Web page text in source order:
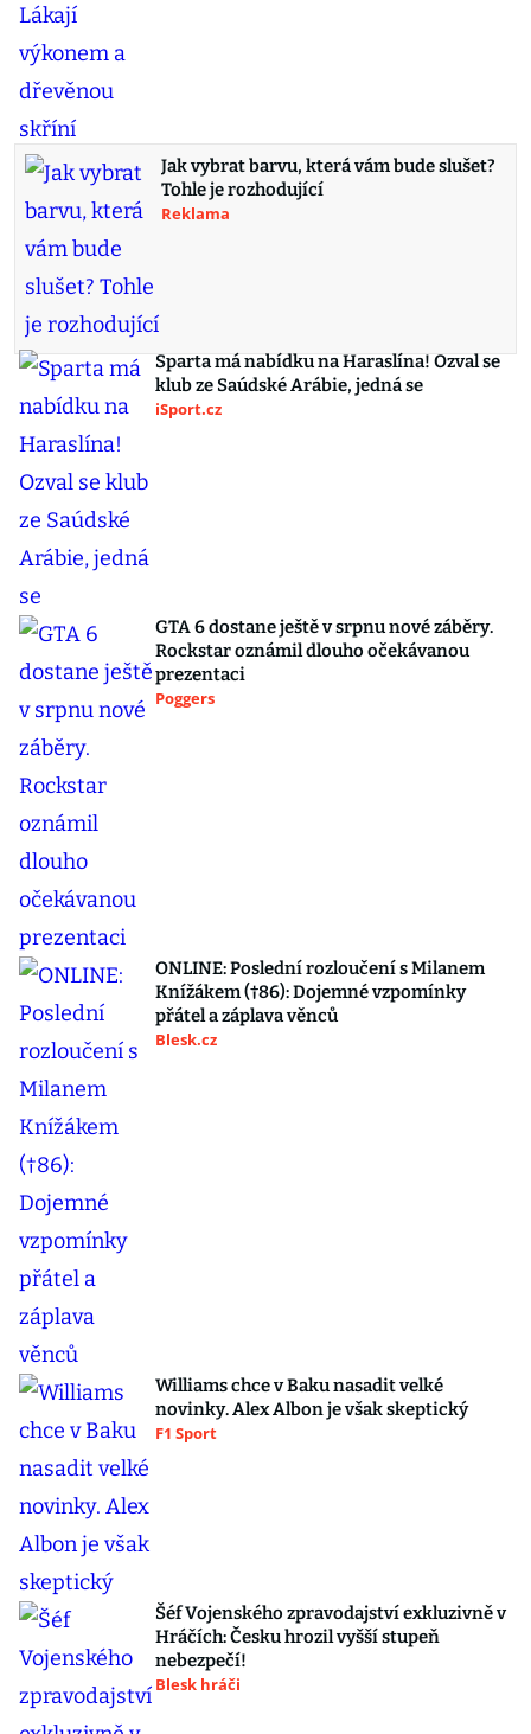
Jak vybrat barvu, která vám bude slušet?
Tohle je rozhodující
Reklama
Sparta má nabídku na Haraslína! Ozval se
klub ze Saúdské Arábie, jedná se
iSport.cz
GTA 6 dostane ještě v srpnu nové záběry.
Rockstar oznámil dlouho očekávanou
prezentaci
Poggers
ONLINE: Poslední rozloučení s Milanem
Knížákem (†86): Dojemné vzpomínky
přátel a záplava věnců
Blesk.cz
Williams chce v Baku nasadit velké
novinky. Alex Albon je však skeptický
F1 Sport
Šéf Vojenského zpravodajství exkluzivně v
Hráčích: Česku hrozil vyšší stupeň
nebezpečí!
Blesk hráči